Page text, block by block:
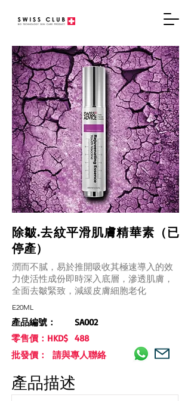
除皺.去紋平滑肌膚精華素（已
停產）
潤而不膩，易於推開吸收其極速導入的效
力使活性成份即時深入底層，滲透肌膚，
全面去皺緊致，減緩皮膚細胞老化
E20ML
產品編號：
SA002
零售價：HKD$ 488
批發價： 請與專人聯絡
產品描述